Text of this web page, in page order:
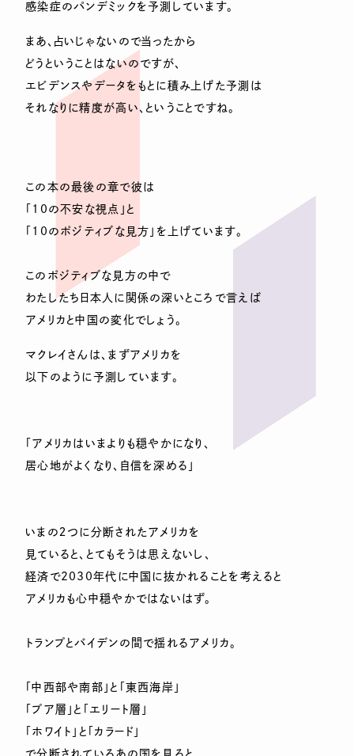
感染症のパンデミックを予測しています。
まあ、占いじゃないので当ったから
どうということはないのですが、
エビデンスやデータをもとに積み上げた予測は
それなりに精度が高い、ということですね。
この本の最後の章で彼は
「10の不安な視点」と
「10のポジティブな見方」を上げています。
このポジティブな見方の中で
わたしたち日本人に関係の深いところで言えば
アメリカと中国の変化でしょう。
マクレイさんは、まずアメリカを
以下のように予測しています。
「アメリカはいまよりも穏やかになり、
居心地がよくなり、自信を深める」
いまの２つに分断されたアメリカを
見ていると、とてもそうは思えないし、
経済で2030年代に中国に抜かれることを考えると
アメリカも心中穏やかではないはず。
トランプとバイデンの間で揺れるアメリカ。
「中西部や南部」と「東西海岸」
「プア層」と「エリート層」
「ホワイト」と「カラード」
で分断されているあの国を見ると